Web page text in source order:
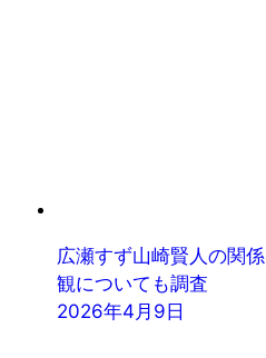
広瀬すず山崎賢人の関
観についても調査
2026年4月9日